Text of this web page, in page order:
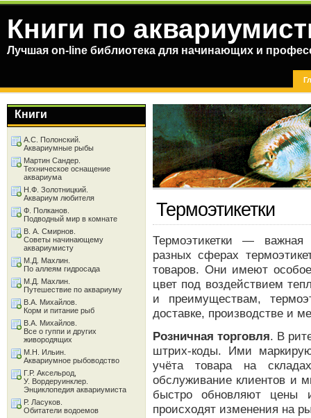
Книги по
Лучшая on-line библиотека для начинающих и
Термоэтикетки
Термоэтикетки — важная
разных сферах
товаров. Они имеют
цвет под воздействием
и преимуществам,
доставке, производстве и
Розничная торговля. В
штрих-коды. Ими
учёта товара на
обслуживание клиентов и
быстро обновляют цены
происходят изменения на
Книги
А.С. Полонский.
Аквариумные рыбы
Мартин Сандер.
Техническое оснащение
аквариума
Н.Ф. Золотницкий.
Аквариум любителя
Ф. Полканов.
Подводный мир в комнате
В. А. Смирнов.
Советы начинающему
аквариумисту
М.Д. Махлин.
По аллеям гидросада
М.Д. Махлин.
Путешествие по аквариуму
В.А. Михайлов.
Корм и питание рыб
В.А. Михайлов.
Все о гуппи и других
живородящих
М.Н. Ильин.
Аквариумное рыбоводство
Г.Р. Аксельрод,
У. Вордеруинклер.
Энциклопедия аквариумиста
Р. Ласуков.
Обитатели водоемов